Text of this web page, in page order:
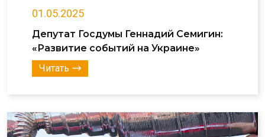
01.05.2025
Депутат Госдумы Геннадий Семигин:
«Развитие событий на Украине»
Читать